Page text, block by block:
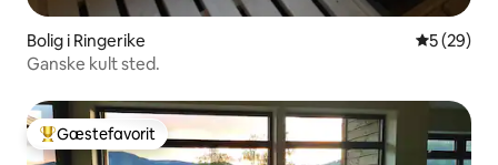
Bolig i Ringerike 5 ud af 5 i
5 (29)
Ganske kult sted.
Bedste gæstefavorit
Gæstefavorit